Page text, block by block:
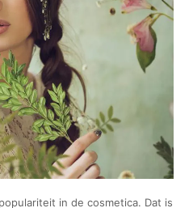
in de cosmetica. Dat is